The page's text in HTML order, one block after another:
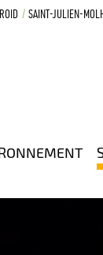
SAINT-JULIEN-